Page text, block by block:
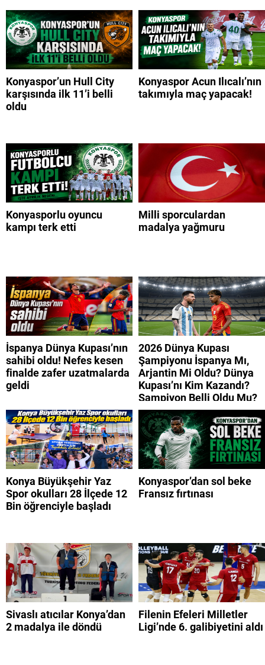
Konyaspor’un Hull City
karşısında ilk 11’i belli
oldu
Konyaspor Acun Ilıcalı’nın
takımıyla maç yapacak!
Konyasporlu oyuncu
kampı terk etti
Milli sporculardan
madalya yağmuru
İspanya Dünya Kupası’nın
sahibi oldu! Nefes kesen
finalde zafer uzatmalarda
geldi
2026 Dünya Kupası
Şampiyonu İspanya Mı,
Arjantin Mi Oldu? Dünya
Kupası’nı Kim Kazandı?
Şampiyon Belli Oldu Mu?
Konya Büyükşehir Yaz
Spor okulları 28 İlçede 12
Bin öğrenciyle başladı
Konyaspor’dan sol beke
Fransız fırtınası
Sivaslı atıcılar Konya’dan
2 madalya ile döndü
Filenin Efeleri Milletler
Ligi’nde 6. galibiyetini aldı